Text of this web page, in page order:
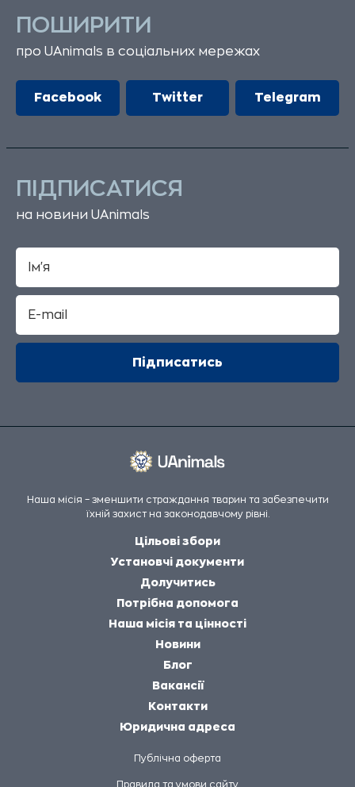
ПОШИРИТИ
про UAnimals в соціальних мережах
Facebook Twitter Telegram
ПІДПИСАТИСЯ
на новини UAnimals
Наша місія – зменшити страждання тварин та забезпечити
їхній захист на законодавчому рівні.
Цільові збори
Установчі документи
Долучитись
Потрібна допомога
Наша місія та цінності
Новини
Блог
Вакансії
Контакти
Юридична адреса
Публічна оферта
Правила та умови сайту